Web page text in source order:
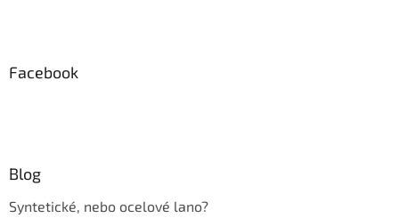
Facebook
Blog
Syntetické, nebo ocelové lano?